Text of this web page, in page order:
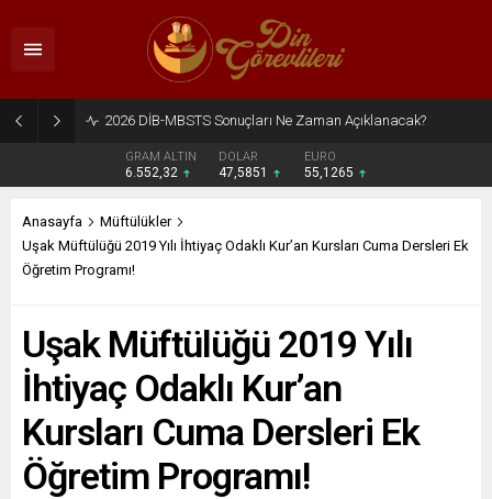
2026 DİB-MBSTS Ne Zaman?
GRAM ALTIN
6.552,32
DOLAR
47,5851
EURO
55,1265
Anasayfa
Müftülükler
Uşak Müftülüğü 2019 Yılı İhtiyaç Odaklı Kur’an Kursları Cuma Dersleri Ek
Öğretim Programı!
Uşak Müftülüğü 2019 Yılı
İhtiyaç Odaklı Kur’an
Kursları Cuma Dersleri Ek
Öğretim Programı!